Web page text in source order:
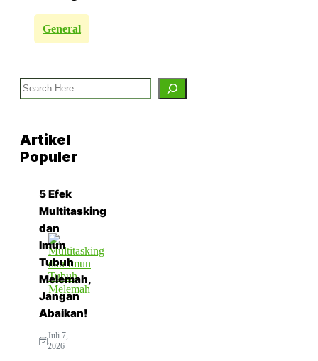
General
Search
Artikel
Populer
5 Efek
Multitasking
dan
Imun
Tubuh
Melemah,
Jangan
Abaikan!
Juli 7,
2026